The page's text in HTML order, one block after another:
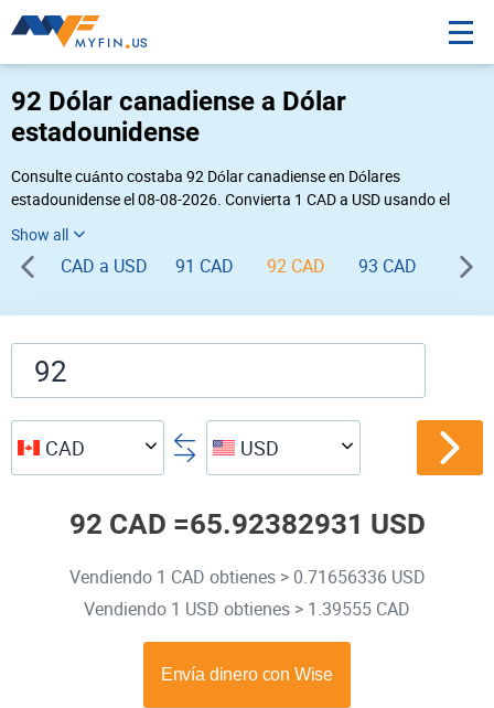
92 Dólar canadiense a Dólar
estadounidense
Consulte cuánto costaba 92 Dólar canadiense en Dólares
estadounidense el 08-08-2026. Convierta 1 CAD a USD usando el
inversa, vaya a «
CAD a USD 91 CAD 92 CAD 93 CAD 94
CAD USD
92 CAD =65.92382931 USD
Vendiendo 1 CAD obtienes > 0.71656336 USD
Vendiendo 1 USD obtienes > 1.39555 CAD